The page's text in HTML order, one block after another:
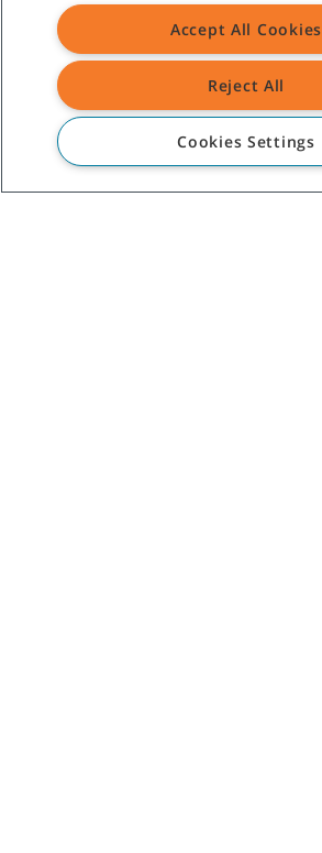
Oui, j'aimerais recevoir les
courriels marketing de
Tennant.
Accept All Cookies
Reject All
Cookies Settings